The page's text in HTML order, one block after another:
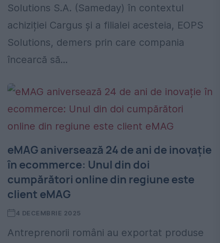
Solutions S.A. (Sameday) în contextul
achiziției Cargus și a filialei acesteia, EOPS
Solutions, demers prin care compania
încearcă să...
eMAG aniversează 24 de ani de inovație
în ecommerce: Unul din doi
cumpărători online din regiune este
client eMAG
4 DECEMBRIE 2025
Antreprenorii români au exportat produse